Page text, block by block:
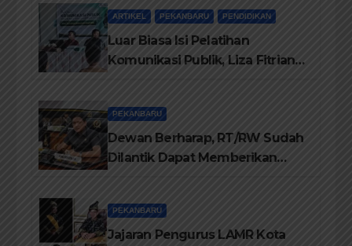
ARTIKEL PEKANBARU PENDIDIKAN
Luar Biasa Isi Pelatihan
Komunikasi Publik, Liza Fitriani
PEKANBARU
Dewan Berharap, RT/RW Sudah
Dilantik Dapat Memberikan
PEKANBARU
Jajaran Pengurus LAMR Kota